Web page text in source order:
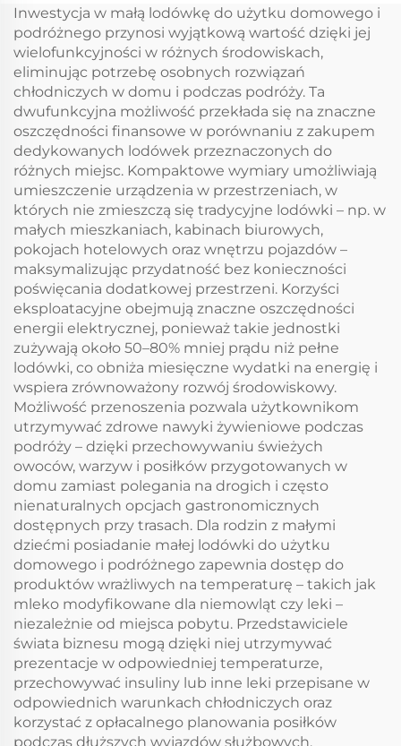
lodówka
samochodowa
zamrażarka 12v
kempingowa lodówka
kempingowa
zamrażarka
Inwestycja w małą lodówkę do użytku domowego i
podróżnego przynosi wyjątkową wartość dzięki jej
wielofunkcyjności w różnych środowiskach,
eliminując potrzebę osobnych rozwiązań
chłodniczych w domu i podczas podróży. Ta
dwufunkcyjna możliwość przekłada się na znaczne
oszczędności finansowe w porównaniu z zakupem
dedykowanych lodówek przeznaczonych do
różnych miejsc. Kompaktowe wymiary umożliwiają
umieszczenie urządzenia w przestrzeniach, w
których nie zmieszczą się tradycyjne lodówki – np. w
małych mieszkaniach, kabinach biurowych,
pokojach hotelowych oraz wnętrzu pojazdów –
maksymalizując przydatność bez konieczności
poświęcania dodatkowej przestrzeni. Korzyści
eksploatacyjne obejmują znaczne oszczędności
energii elektrycznej, ponieważ takie jednostki
zużywają około 50–80% mniej prądu niż pełne
lodówki, co obniża miesięczne wydatki na energię i
wspiera zrównoważony rozwój środowiskowy.
Możliwość przenoszenia pozwala użytkownikom
utrzymywać zdrowe nawyki żywieniowe podczas
podróży – dzięki przechowywaniu świeżych
owoców, warzyw i posiłków przygotowanych w
domu zamiast polegania na drogich i często
nienaturalnych opcjach gastronomicznych
dostępnych przy trasach. Dla rodzin z małymi
dziećmi posiadanie małej lodówki do użytku
domowego i podróżnego zapewnia dostęp do
produktów wrażliwych na temperaturę – takich jak
mleko modyfikowane dla niemowląt czy leki –
niezależnie od miejsca pobytu. Przedstawiciele
świata biznesu mogą dzięki niej utrzymywać
prezentacje w odpowiedniej temperaturze,
przechowywać insuliny lub inne leki przepisane w
odpowiednich warunkach chłodniczych oraz
korzystać z opłacalnego planowania posiłków
podczas dłuższych wyjazdów służbowych.